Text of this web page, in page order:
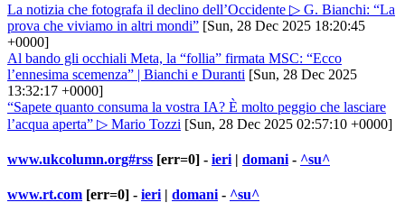
La notizia che fotografa il declino dell’Occidente ▷ G. Bianchi: “La
prova che viviamo in altri mondi” [Sun, 28 Dec 2025 18:20:45
+0000]
Al bando gli occhiali Meta, la “follia” firmata MSC: “Ecco
l’ennesima scemenza” | Bianchi e Duranti [Sun, 28 Dec 2025
13:32:17 +0000]
“Sapete quanto consuma la vostra IA? È molto peggio che lasciare
l’acqua aperta” ▷ Mario Tozzi [Sun, 28 Dec 2025 02:57:10 +0000]
www.ukcolumn.org#rss [err=0] - ieri | domani - ^su^
www.rt.com [err=0] - ieri | domani - ^su^